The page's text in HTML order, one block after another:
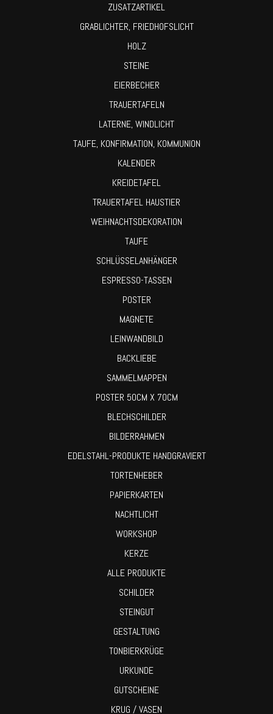
ZUSATZARTIKEL
GRABLICHTER, FRIEDHOFSLICHT
HOLZ
STEINE
EIERBECHER
TRAUERTAFELN
LATERNE, WINDLICHT
TAUFE, KONFIRMATION, KOMMUNION
KALENDER
KREIDETAFEL
TRAUERTAFEL HAUSTIER
WEIHNACHTSDEKORATION
TAUFE
SCHLÜSSELANHÄNGER
ESPRESSO-TASSEN
POSTER
MAGNETE
LEINWANDBILD
BACKLIEBE
SAMMELMAPPEN
POSTER 50CM X 70CM
BLECHSCHILDER
BILDERRAHMEN
EDELSTAHL-PRODUKTE HANDGRAVIERT
TORTENHEBER
PAPIERKARTEN
NACHTLICHT
WORKSHOP
KERZE
ALLE PRODUKTE
SCHILDER
STEINGUT
GESTALTUNG
TONBIERKRÜGE
URKUNDE
GUTSCHEINE
KRUG / VASEN